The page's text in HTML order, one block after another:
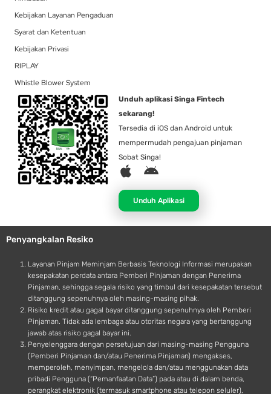
Kebijakan Layanan Pengaduan
Syarat dan Ketentuan
Kebijakan Privasi
RIPLAY
Whistle Blower System
Unduh aplikasi Singa Fintech
sekarang!
Tersedia di iOS dan Android untuk
mempermudah pengajuan pinjaman
Sobat Singa!
A
p
l
e
A
d
r
o
d
Unduh Aplikasi
Penyangkalan Resiko
Layanan Pinjam Meminjam Berbasis Teknologi Informasi merupakan
kesepakatan perdata antara Pemberi Pinjaman dengan Penerima
Pinjaman, sehingga segala risiko yang timbul dari kesepakatan tersebut
ditanggung sepenuhnya oleh masing-masing pihak.
Risiko kredit atau gagal bayar ditanggung sepenuhnya oleh Pemberi
Pinjaman. Tidak ada lembaga atau otoritas negara yang bertanggung
jawab atas risiko gagal bayar ini.
Penyelenggara dengan persetujuan dari masing-masing Pengguna
(Pemberi Pinjaman dan/atau Penerima Pinjaman) mengakses,
memperoleh, menyimpan, mengelola dan/atau menggunakan data
pribadi Pengguna (“Pemanfaatan Data”) pada atau di dalam benda,
perangkat elektronik (termasuk smartphone atau telepon seluler),